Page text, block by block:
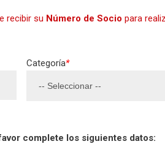
recibir su Número de Socio para
Categoría*
complete los siguientes datos: